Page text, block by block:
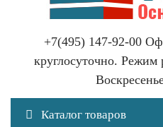
+7(495) 147-92-00
круглосуточно.
Каталог товаров